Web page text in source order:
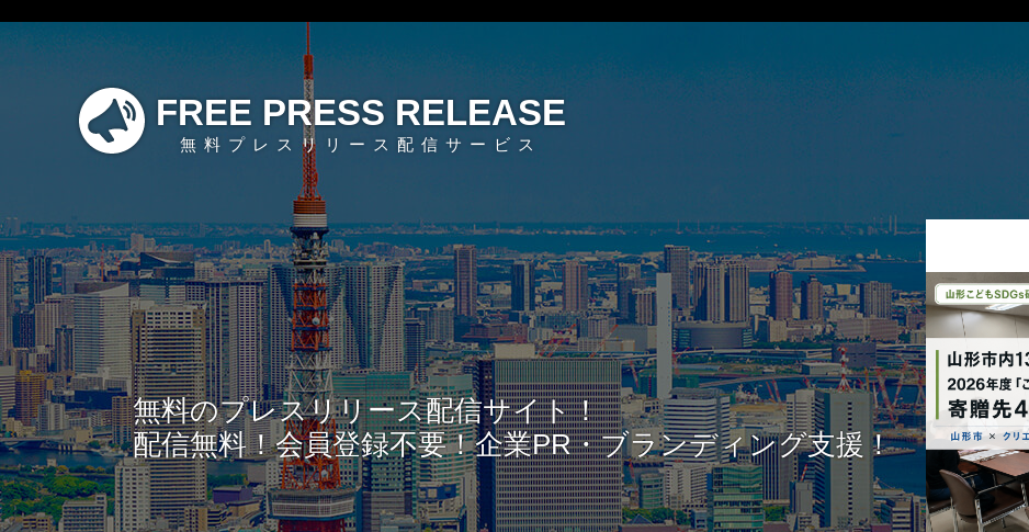
FREE PRESS RELEASE
無料プレスリリース配信サービス
無料のプレスリリース配信サイト！
配信無料！会員登録不要！企業PR・ブランディング支援！